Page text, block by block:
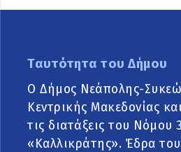
Ταυτότητα του Δήμου
Ο Δήμος Νεάπολης-
Κεντρικής Μακεδονίας
τις διατάξεις του
«Καλλικράτης». Έδρα του